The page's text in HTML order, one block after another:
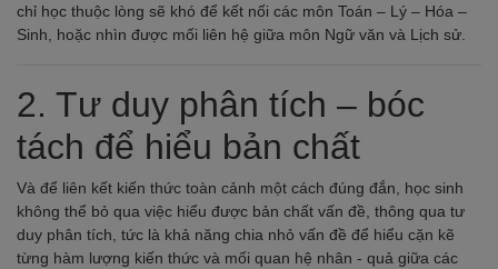
chỉ học thuộc lòng sẽ khó để kết nối các môn Toán – Lý – Hóa –
Sinh, hoặc nhìn được mối liên hệ giữa môn Ngữ văn và Lịch sử.
2. Tư duy phân tích – bóc
tách để hiểu bản chất
Và để liên kết kiến thức toàn cảnh một cách đúng đắn, học sinh
không thể bỏ qua việc hiểu được bản chất vấn đề, thông qua tư
duy phân tích, tức là khả năng chia nhỏ vấn đề để hiểu cặn kẽ
từng hàm lượng kiến thức và mối quan hệ nhân - quả giữa các